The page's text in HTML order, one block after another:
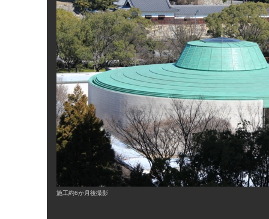
施工約6か月後撮影